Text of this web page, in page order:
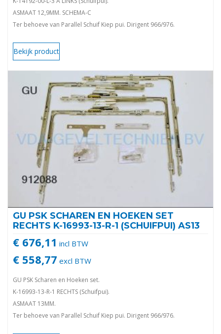
ASMAAT 12,9MM. SCHEMA-C
Ter behoeve van Parallel Schuif Kiep pui. Dirigent 966/976.
K-14192-00-L-3 A
Bekijk product
GU PSK SCHAREN EN HOEKEN SET
RECHTS K-16993-13-R-1 (SCHUIFPUI) AS13
€ 676,11 incl BTW
€ 558,77 excl BTW
GU PSK Scharen en Hoeken set.
K-16993-13-R-1 RECHTS (Schuifpui).
ASMAAT 13MM.
Ter behoeve van Parallel Schuif Kiep pui. Dirigent 966/976.